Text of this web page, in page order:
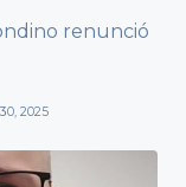
renunció
2025